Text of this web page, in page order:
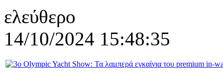
ελεύθερο
14/10/2024 15:48:35